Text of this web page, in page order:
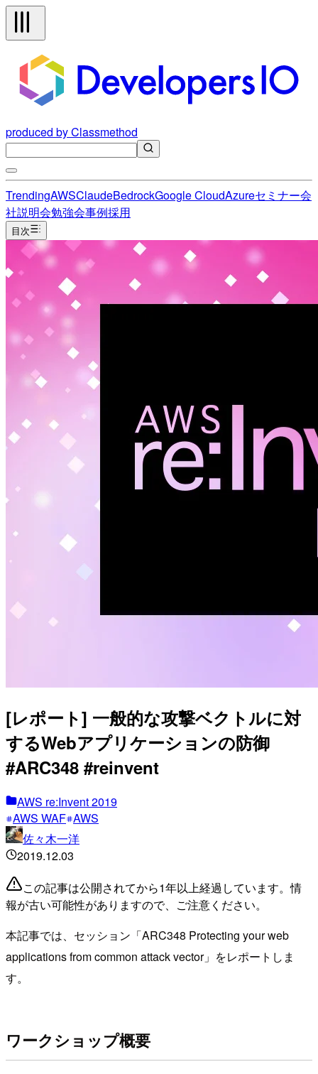
produced by Classmethod
TrendingAWSClaudeBedrockGoogle CloudAzureセミナー会
社説明会勉強会事例採用
目次
[レポート] 一般的な攻撃ベクトルに対
するWebアプリケーションの防御
#ARC348 #reinvent
AWS re:Invent 2019
AWS WAF AWS
佐々木一洋
2019.12.03
この記事は公開されてから1年以上経過しています。情
報が古い可能性がありますので、ご注意ください。
本記事では、セッション「ARC348 Protecting your web
applications from common attack vector」をレポートしま
す。
ワークショップ概要